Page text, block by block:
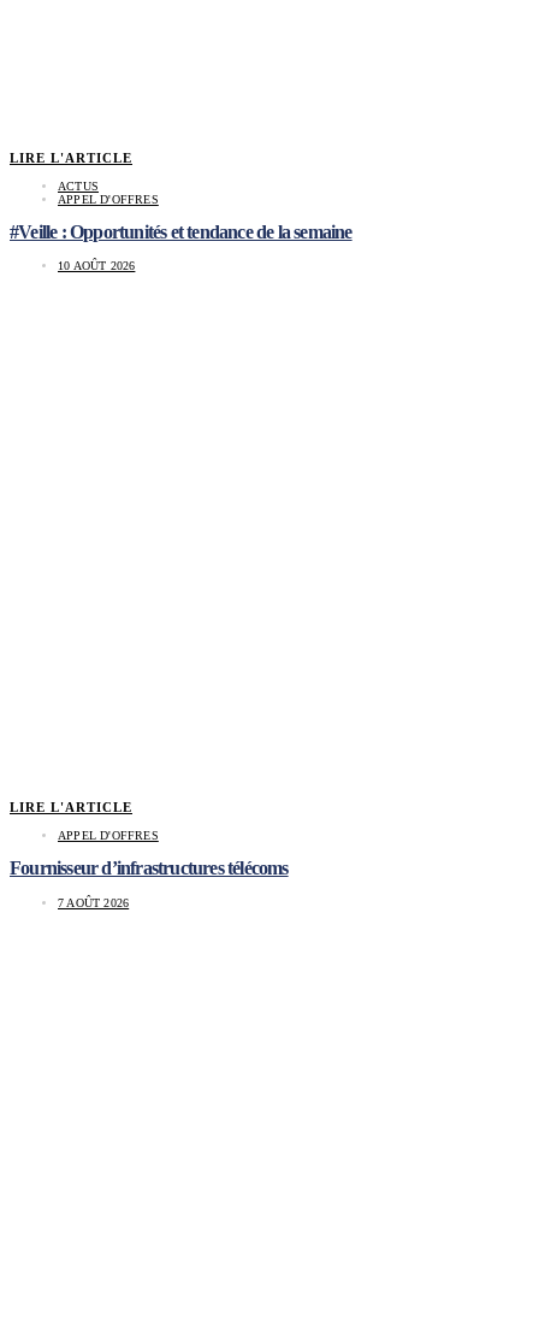
LIRE L'ARTICLE
ACTUS
APPEL D'OFFRES
#Veille : Opportunités et tendance de la semaine
10 AOÛT 2026
LIRE L'ARTICLE
APPEL D'OFFRES
Fournisseur d’infrastructures télécoms
7 AOÛT 2026